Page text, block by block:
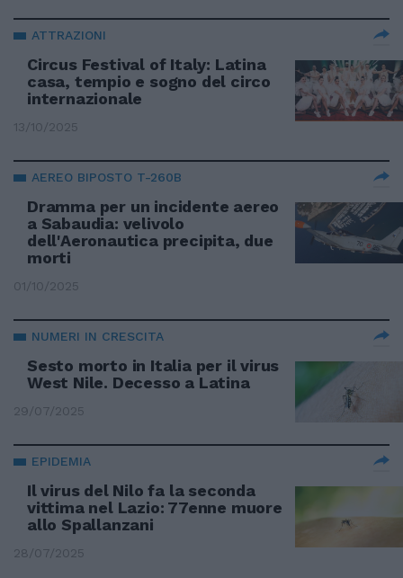
ATTRAZIONI
Circus Festival of Italy: Latina
casa, tempio e sogno del circo
internazionale
13/10/2025
AEREO BIPOSTO T-260B
Dramma per un incidente aereo
a Sabaudia: velivolo
dell'Aeronautica precipita, due
morti
01/10/2025
NUMERI IN CRESCITA
Sesto morto in Italia per il virus
West Nile. Decesso a Latina
29/07/2025
EPIDEMIA
Il virus del Nilo fa la seconda
vittima nel Lazio: 77enne muore
allo Spallanzani
28/07/2025